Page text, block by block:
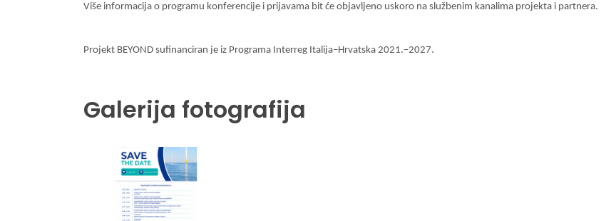
Više informacija o programu konferencije i prijavama bit će objavljeno uskoro na službenim kanalima projekta i partnera.
Projekt BEYOND sufinanciran je iz Programa Interreg Italija–Hrvatska 2021.–2027.
Galerija fotografija